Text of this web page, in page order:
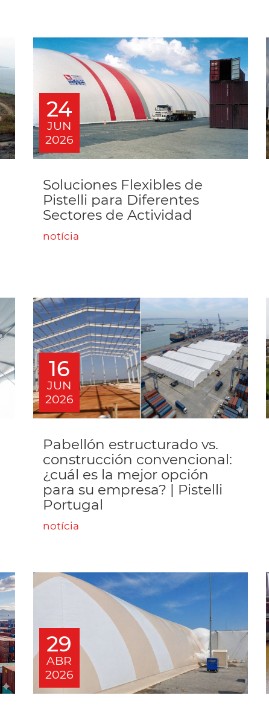
24
JUN
2026
Soluciones Flexibles de
Pistelli para Diferentes
Sectores de Actividad
notícia
16
JUN
2026
Pabellón estructurado vs.
construcción convencional:
¿cuál es la mejor opción
para su empresa? | Pistelli
Portugal
notícia
29
ABR
2026